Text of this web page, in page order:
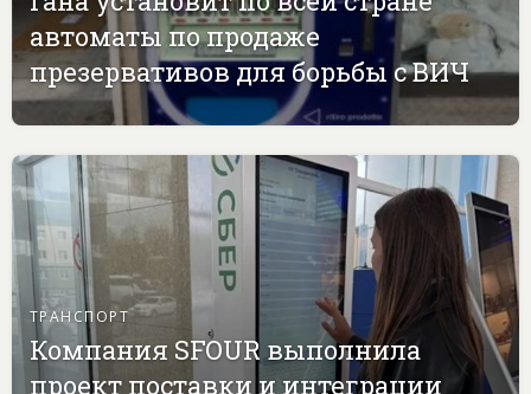
автоматы по продаже
презервативов для борьбы с ВИЧ
ТРАНСПОРТ
Компания SFOUR выполнила
проект поставки и интеграции